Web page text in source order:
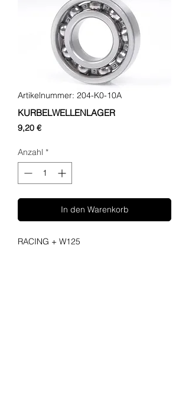
Artikelnummer: 204-K0-10A
KURBELWELLENLAGER
9,20 €Preis
Anzahl *
In den Warenkorb
RACING + W125